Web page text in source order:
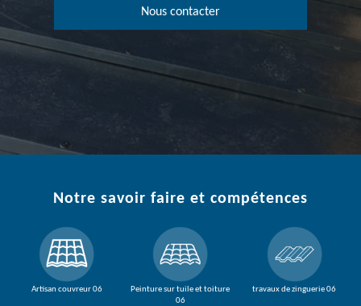
Nous contacter
Notre savoir faire et compétences
Artisan couvreur 06
Peinture sur tuile et toiture
06
travaux de zinguerie 06